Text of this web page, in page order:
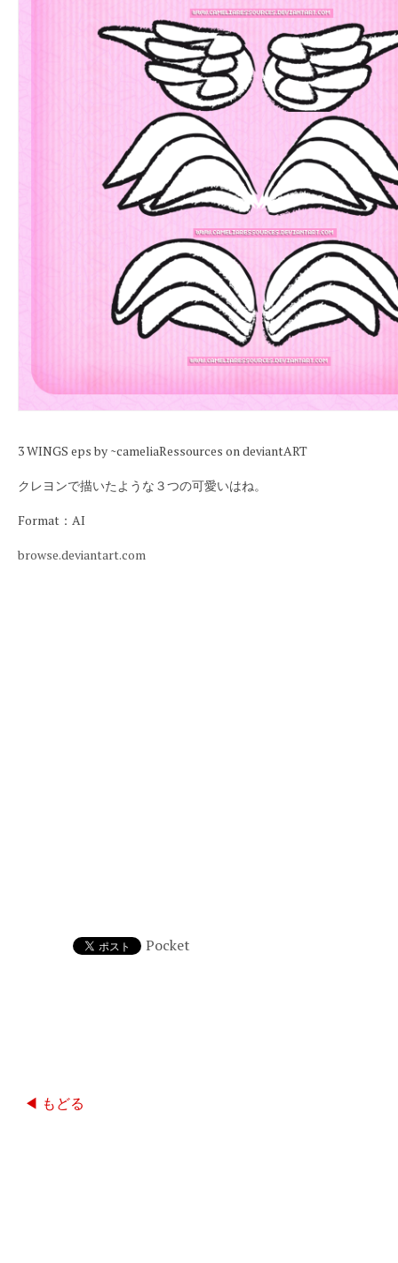
3 WINGS eps by ~cameliaRessources on deviantART
クレヨンで描いたような３つの可愛いはね。
Format：AI
browse.deviantart.com
Pocket
◀ もどる